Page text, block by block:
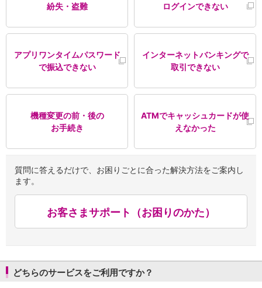
証券口座開設
NISA
金銭信託のしくみ
取扱商品一覧
iDeCo（個人型確定拠出年金）
国民年金基金
ロボアドバイザークラウドファンディング TOP
WealthNavi for イオン銀行（ロボアドバイザー）
funds
ローン
住宅ローン
お借換えの方
フラット35
目的別ローン
目的別ローンマイページ
紛失・盗難 ログインできない
アプリワンタイムパスワード
で振込できない
インターネットバンキングで
取引できない
機種変更の前・後の
お手続き
ATMでキャッシュカードが使
えなかった
質問に答えるだけで、お困りごとに合った解決方法をご案内し
ます。
お客さまサポート（お困りのかた）
どちらのサービスをご利用ですか？